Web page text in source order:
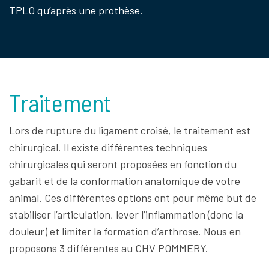
surtout si le chien est tendu ou si la rupture est
nécessaires.
TPLO qu’après une prothèse.
Traitement
Lors de rupture du ligament croisé, le traitement est
chirurgical. Il existe différentes techniques
chirurgicales qui seront proposées en fonction du
gabarit et de la conformation anatomique de votre
animal. Ces différentes options ont pour même but de
stabiliser l’articulation, lever l’inflammation (donc la
douleur) et limiter la formation d’arthrose. Nous en
proposons 3 différentes au CHV POMMERY.